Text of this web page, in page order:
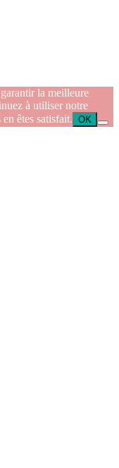
la meilleure
à utiliser notre
êtes satisfait. OK